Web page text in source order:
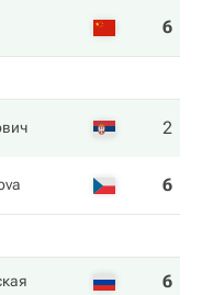
6
2
6
6